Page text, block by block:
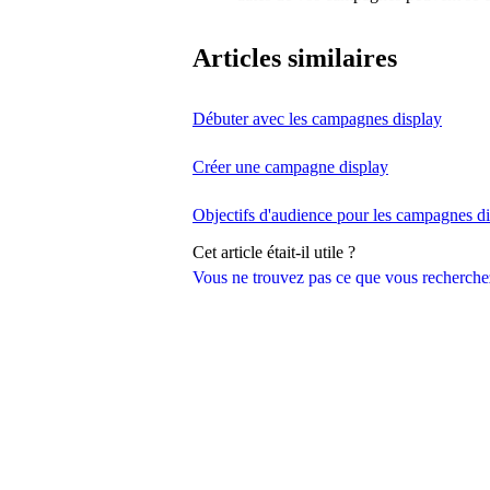
Vous ne trouvez pas ce que vous
Articles similaires
Débuter avec les campagnes display
Créer une campagne display
Objectifs d'audience pour les campagnes
Cet article était-il utile ?